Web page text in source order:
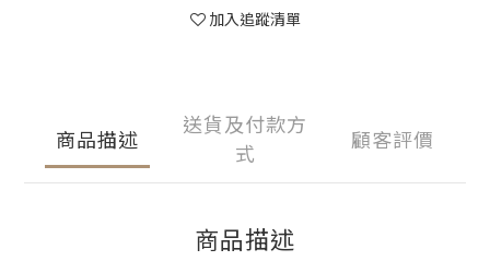
加入追蹤清單
商品描述
送貨及付款方
式
顧客評價
商品描述